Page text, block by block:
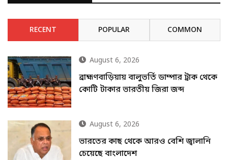
RECENT POPULAR COMMON
August 6, 2026
ব্রাহ্মণবাড়িয়ায় বালুভর্তি ডাম্পার ট্রাক থেকে
কোটি টাকার ভারতীয় জিরা জব্দ
August 6, 2026
ভারতের কাছ থেকে আরও বেশি জ্বালানি
চেয়েছে বাংলাদেশ